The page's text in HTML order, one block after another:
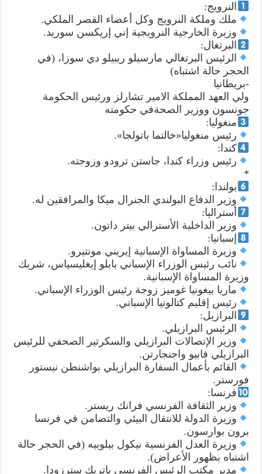
مشاهيرالسياسة
حول
العالم
مغلقة
النرويج:
ملك وملكة النرويج وكل أعضاء القصر الملكي.
وزيرة الخارجية النرويجية إني إريكسن سوريد.
البرتغال:
الرئيس البرتغالي مارسيلو ريبيلو دي سوزا، (في
الحجر حالة اشتباه)
-بريطانيا
ولي العهد المملكة الامير تشارلز ورئيس الحكومة
جونسون ووزير الصحةفي حكومته
منغوليا:
رئيس منغوليا«خالتما باتولجا».
كندا:
رئيس وزراء كندا، جاستن ترودو وزوجته.
*
بولندا:
وزير الدفاع البولندي الجنرال ميكا والمرافقين له.
أستراليا:
وزير الداخلية الأسترالي بيتر داتون.
إسبانيا:
وزيرة المساواة الإسبانية إيريني مونتيرو.
نائب رئيس الوزراء الإسباني بابلو إيغليسياس، شريك
وزيرة المساواة الإسبانية.
ماريا بيغونيا غوميز زوجة رئيس الوزراء الإسباني.
رئيس إقليم كتالونيا الإسباني.
البرازيل:
الرئيس البرازيلي.
وزير الإتصالات البرازيلي والسكرتير الصحفي للرئيس
البرازيلي فابيو واجنجارتن.
القائم بأعمال السفارة البرازيلي بواشنطن نيستور
فورستر.
فرنسا:
وزير الثقافة الفرنسي فرانك ريستر.
وزيرة الدولة للانتقال البيئي والتضامن في فرنسا
برون بوارسون.
وزيرة العدل الفرنسية نيكول بيلوبيه (في الحجر حالة
اشتباه بظهور الأعراض).
مدير مكتب الرئيس الفرنسي باتريك سترزودا.